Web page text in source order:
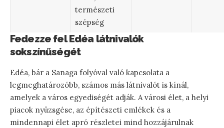
természeti
szépség
Fedezze fel Edéa látnivalók
sokszínűségét
Edéa, bár a Sanaga folyóval való kapcsolata a
legmeghatározóbb, számos más látnivalót is kínál,
amelyek a város egyediségét adják. A városi élet, a helyi
piacok nyüzsgése, az építészeti emlékek és a
mindennapi élet apró részletei mind hozzájárulnak